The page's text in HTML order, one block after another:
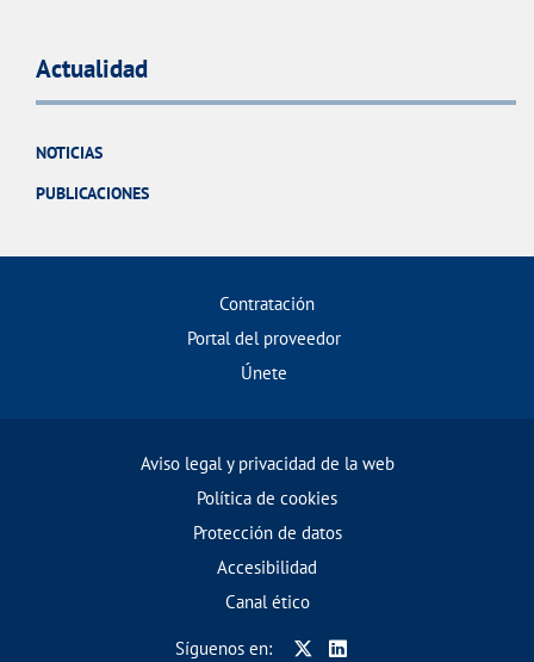
Actualidad
NOTICIAS
PUBLICACIONES
Contratación
Portal del proveedor
Únete
Aviso legal y privacidad de la web
Política de cookies
Protección de datos
Accesibilidad
Canal ético
Síguenos en: